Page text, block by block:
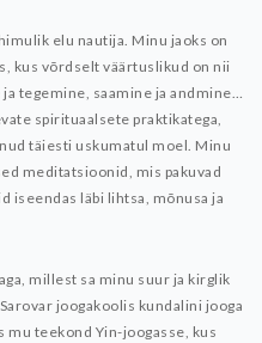
elu nautija. Minu jaoks on
kus võrdselt väärtuslikud on nii
tegemine, saamine ja andmine…
spirituaalsete praktikatega,
täiesti uskumatul moel. Minu
meditatsioonid, mis pakuvad
iseendas läbi lihtsa, mõnusa ja
millest sa minu suur ja kirglik
joogakoolis kundalini jooga
mu teekond Yin-joogasse, kus